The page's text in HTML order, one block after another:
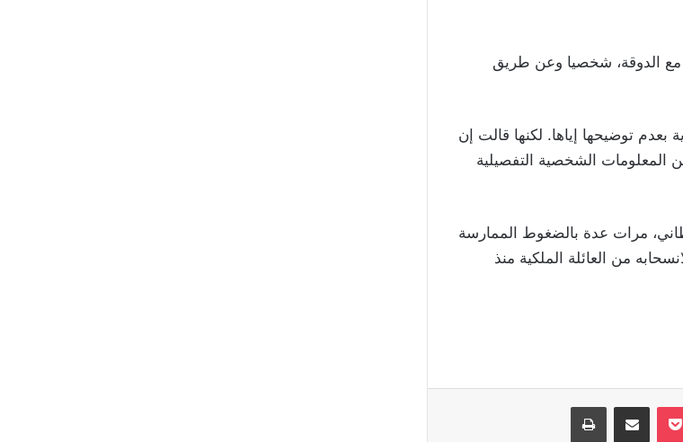
مع الدوقة، شخصيا وعن طريق
بعدم توضيحها إياها. لكنها قالت إن
المعلومات الشخصية التفصيلية
البريطاني، مرات عدة بالضغوط الممارسة
من العائلة الملكية منذ
‫Pocket مشاركة عبر البريد طباعة